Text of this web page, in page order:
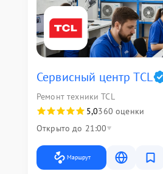
Сервисный центр TCL
Ремонт техники TCL
5,0360 оценки
Открыто до 21:00
Маршрут